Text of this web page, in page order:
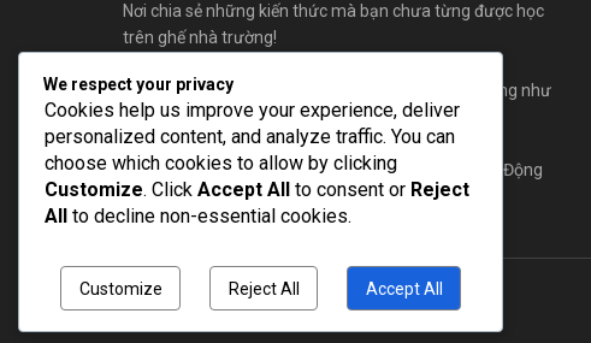
Nơi chia sẻ những kiến thức mà bạn chưa từng được học
trên ghế nhà trường!
Chúng tôi sẵn sàng đón những ý kiến đóng góp, cũng như
bài viết của các bạn gửi đến QThang.
Hãy cùng QThang xây dựng một cộng đồng AE Tự Động
Hoá lớn mạnh nhất!
© 2025QThang Blog- Blog chia sẻ kiến thức miễn phí.
We respect your privacy
Cookies help us improve your experience, deliver
personalized content, and analyze traffic. You can
choose which cookies to allow by clicking
Customize. Click Accept All to consent or Reject
All
to decline non-essential cookies.
Customize Reject All Accept All